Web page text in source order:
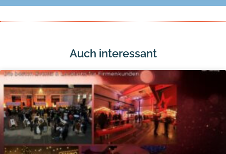
Auch interessant